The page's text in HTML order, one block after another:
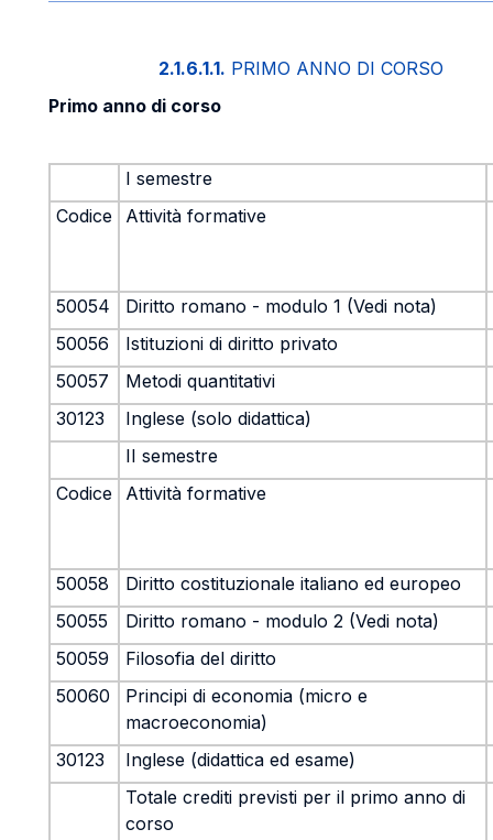
2.1.6.1.1. PRIMO ANNO DI CORSO
Primo anno di corso
I semestre
Codice
Attività formative
50054
Diritto romano - modulo 1 (Vedi nota)
50056
Istituzioni di diritto privato
50057
Metodi quantitativi
30123
Inglese (solo didattica)
II semestre
Codice
Attività formative
50058
Diritto costituzionale italiano ed europeo
50055
Diritto romano - modulo 2 (Vedi nota)
50059
Filosofia del diritto
50060
Principi di economia (micro e
macroeconomia)
30123
Inglese (didattica ed esame)
Totale crediti previsti per il primo anno di
corso